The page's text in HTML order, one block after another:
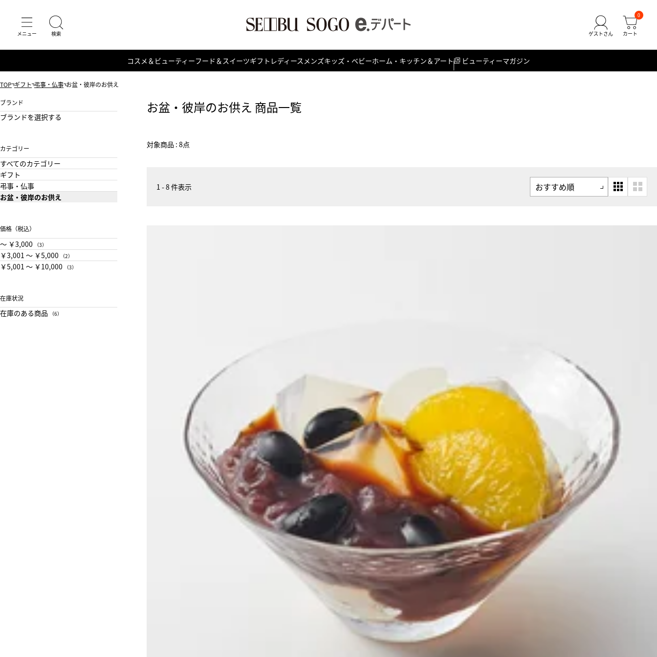
0
コスメ＆ビューティーフード＆スイーツギフト レディース メンズキッズ・ベビーホーム・キッチン＆アート ビューティーマガジン
TOP ギフト 弔事・仏事 お盆・彼岸のお供え
お盆・彼岸のお供え 商品一覧
対象商品 : 8点
ブランド
ブランドを選択する
カテゴリー
すべてのカテゴリー
ギフト
弔事・仏事
お盆・彼岸のお供え
価格（税込）
〜 ￥3,000 （3）
￥3,001 〜 ￥5,000 （2）
￥5,001 〜 ￥10,000 （3）
在庫状況
在庫のある商品 （6）
1 - 8 件表示